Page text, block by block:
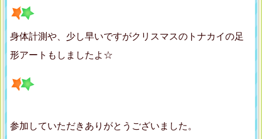
身体計測や、少し早いですがクリスマスのトナカイの足
形アートもしましたよ☆
参加していただきありがとうございました。